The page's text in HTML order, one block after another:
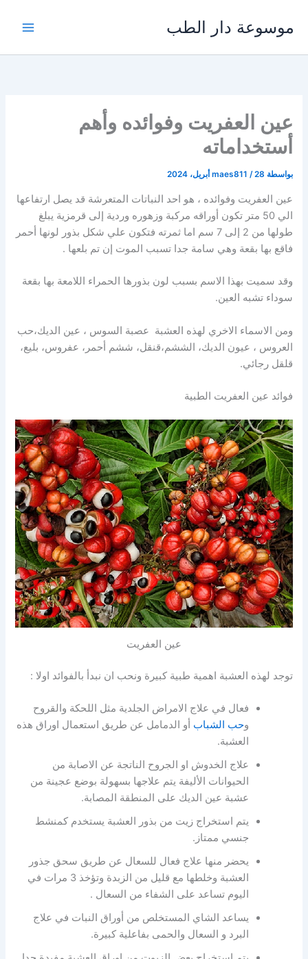
المحتوى
موسوعة دار الطب
عين العفريت وفوائده وأهم
أستخداماته
بواسطة maes811 /28 أبريل، 2024
عين العفريت وفوائده ، هو احد النباتات المتعرشة قد يصل ارتفاعها
الي 50 متر تكون أوراقه مركبة وزهوره وردية إلى قرمزية يبلغ
طولها من 2 إلى 7 سم اما ثمرته فتكون علي شكل بذور لونها أحمر
فاقع بها بقعة وهي سامة جدا تسبب الموت إن تم بلعها .
وقد سميت بهذا الاسم بسبب لون بذورها الحمراء اللامعة بها بقعة
سوداء تشبه العين.
ومن الاسماء الاخري لهذه العشبة عصبة السوس ، عين الديك،حب
العروس ، عيون الديك، الششم،قنقل، ششم أحمر، عفروس، بليع،
قلقل رجائي.
فوائد عين العفريت الطبية
عين العفريت
توجد لهذه العشبة اهمية طبية كبيرة ونحب ان نبدأ بالفوائد اولا :
فعال في علاج الامراض الجلدية مثل اللحكة والقروح
وحب الشباب أو الدمامل عن طريق استعمال اوراق هذه
العشبة.
علاج الخدوش او الجروح الناتجة عن الاصابة من
الحيوانات الأليفة يتم علاجها بسهولة بوضع عجينة من
عشبة عين الديك على المنطقة المصابة.
يتم استخراج زيت من بذور العشبة يستخدم كمنشط
جنسي ممتاز.
يحضر منها علاج فعال للسعال عن طريق سحق جذور
العشبة وخلطها مع قليل من الزبدة وتؤخذ 3 مرات في
اليوم تساعد على الشفاء من السعال .
يساعد الشاي المستخلص من أوراق النبات في علاج
البرد و السعال والحمى بفاعلية كبيرة.